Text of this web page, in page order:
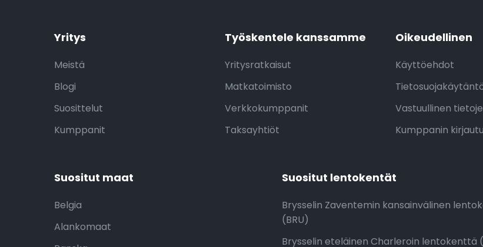
Yritys
Meistä
Blogi
Suosittelut
Kumppanit
Työskentele kanssamme
Yritysratkaisut
Matkatoimisto
Verkkokumppanit
Taksayhtiöt
Oikeudellinen
Käyttöehdot
Vastuullinen
Kumppanin
Suositut maat
Belgia
Alankomaat
Suositut lentokentät
Brysselin Zaventemin kansainvälinen
(BRU)
Brysselin eteläinen Charleroin lentokenttä